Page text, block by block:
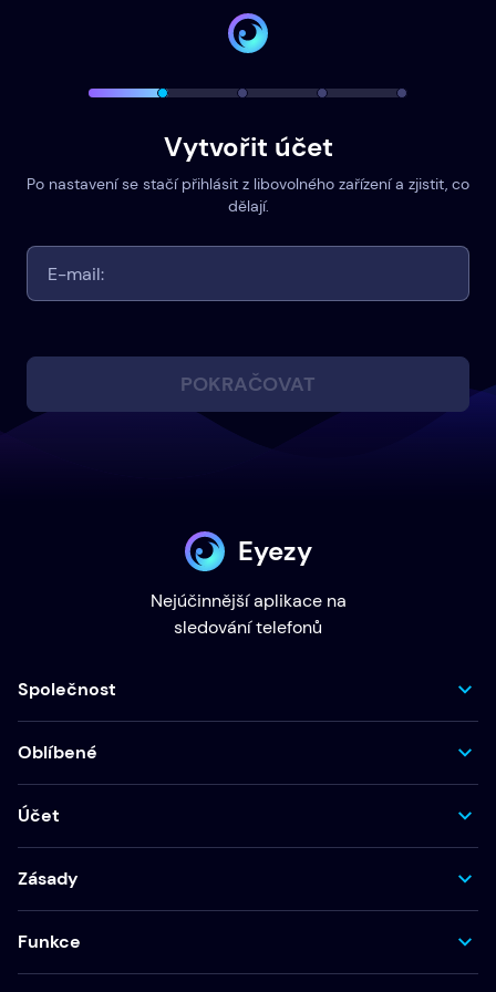
Vytvořit účet
Po nastavení se stačí přihlásit z libovolného zařízení a zjistit, co
dělají.
POKRAČOVAT
Eyezy
Nejúčinnější aplikace na
sledování telefonů
Společnost
Oblíbené
Účet
Zásady
Funkce